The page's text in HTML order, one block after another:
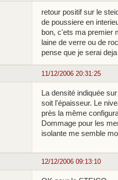
retour positif sur le
de poussiere en
bon, c'ets ma premier
laine de verre ou de
pense que je serai
11/12/2006 20:31:25
La densité indiquée
soit l'épaisseur. Le
près la même
Dommage pour les
isolante me semble
12/12/2006 09:13:10